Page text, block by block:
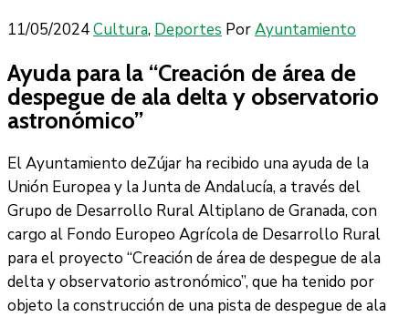
11/05/2024Cultura‚ Deportes PorAyuntamiento
Ayuda para la “Creación de área de
despegue de ala delta y observatorio
astronómico”
El Ayuntamiento deZújar ha recibido una ayuda de la
Unión Europea y la Junta de Andalucía, a través del
Grupo de Desarrollo Rural Altiplano de Granada, con
cargo al Fondo Europeo Agrícola de Desarrollo Rural
para el proyecto “Creación de área de despegue de ala
delta y observatorio astronómico”, que ha tenido por
objeto la construcción de una pista de despegue de ala